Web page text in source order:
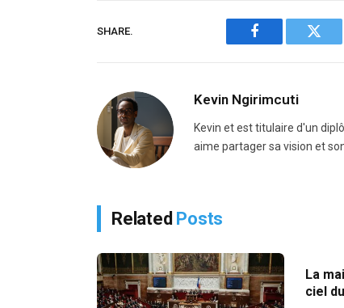
SHARE.
Facebook
Kevin Ngirimcuti
Kevin et est titulaire d'un
aime partager sa vision et
Related Posts
La
ciel